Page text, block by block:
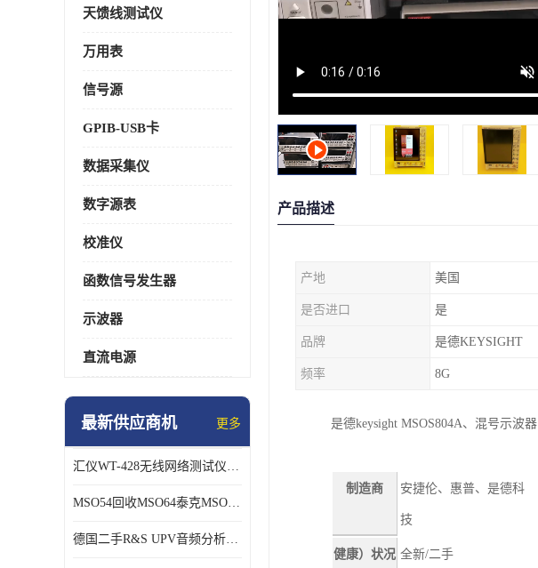
天馈线测试仪
万用表
信号源
GPIB-USB卡
数据采集仪
数字源表
校准仪
函数信号发生器
示波器
直流电源
最新供应商机 更多
汇仪WT-428无线网络测试仪WT328销售/回收
MSO54回收MSO64泰克MSO56B混号示波器
德国二手R&S UPV音频分析仪长期销售回收
产品描述
产地 美国
是否进口 是
品牌 是德KEYSIGHT
频率 8G
是德keysight MSOS804A、混号示波器
制造商 安捷伦、惠普、是德科
技
健康）状况 全新/二手